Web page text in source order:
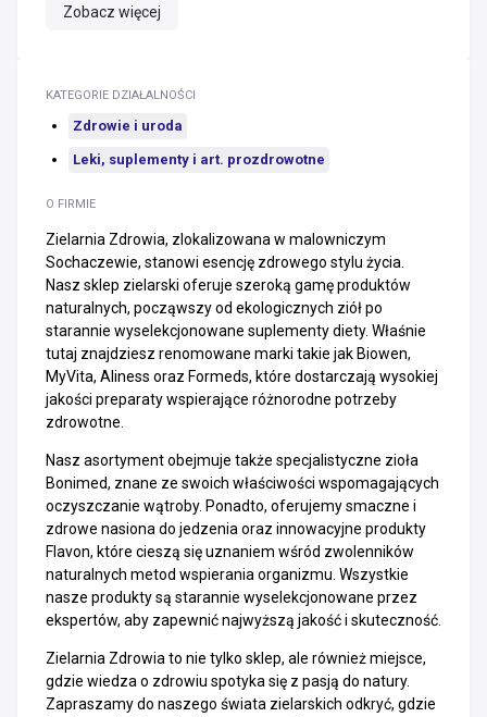
Zobacz więcej
O FIRMIE
Zielarnia Zdrowia, zlokalizowana w malowniczym
Sochaczewie, stanowi esencję zdrowego stylu życia.
Nasz sklep zielarski oferuje szeroką gamę produktów
naturalnych, począwszy od ekologicznych ziół po
starannie wyselekcjonowane suplementy diety. Właśnie
tutaj znajdziesz renomowane marki takie jak Biowen,
MyVita, Aliness oraz Formeds, które dostarczają wysokiej
jakości preparaty wspierające różnorodne potrzeby
zdrowotne.
Nasz asortyment obejmuje także specjalistyczne zioła
Bonimed, znane ze swoich właściwości wspomagających
oczyszczanie wątroby. Ponadto, oferujemy smaczne i
zdrowe nasiona do jedzenia oraz innowacyjne produkty
Flavon, które cieszą się uznaniem wśród zwolenników
naturalnych metod wspierania organizmu. Wszystkie
nasze produkty są starannie wyselekcjonowane przez
ekspertów, aby zapewnić najwyższą jakość i skuteczność.
Zielarnia Zdrowia to nie tylko sklep, ale również miejsce,
gdzie wiedza o zdrowiu spotyka się z pasją do natury.
Zapraszamy do naszego świata zielarskich odkryć, gdzie
KATEGORIE DZIAŁALNOŚCI
Zdrowie i uroda
Leki, suplementy i art. prozdrowotne